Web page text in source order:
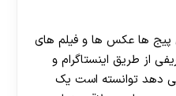
پیج ها عکس ها و فیلم های
از طریق اینستاگرام و
دهد توانسته است یک